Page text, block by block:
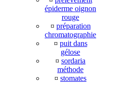
épiderme oignon
rouge
¤ préparation
chromatographie
¤ puit dans
gélose
¤ sordaria
méthode
¤ stomates